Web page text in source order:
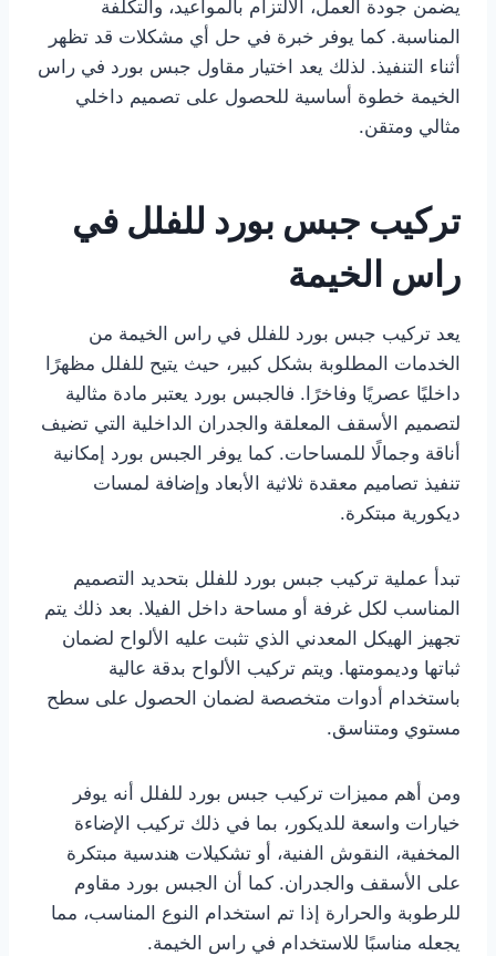
يضمن جودة العمل، الالتزام بالمواعيد، والتكلفة
المناسبة. كما يوفر خبرة في حل أي مشكلات قد تظهر
أثناء التنفيذ. لذلك يعد اختيار مقاول جبس بورد في راس
الخيمة خطوة أساسية للحصول على تصميم داخلي
مثالي ومتقن.
تركيب جبس بورد للفلل في
راس الخيمة
يعد تركيب جبس بورد للفلل في راس الخيمة من
الخدمات المطلوبة بشكل كبير، حيث يتيح للفلل مظهرًا
داخليًا عصريًا وفاخرًا. فالجبس بورد يعتبر مادة مثالية
لتصميم الأسقف المعلقة والجدران الداخلية التي تضيف
أناقة وجمالًا للمساحات. كما يوفر الجبس بورد إمكانية
تنفيذ تصاميم معقدة ثلاثية الأبعاد وإضافة لمسات
ديكورية مبتكرة.
تبدأ عملية تركيب جبس بورد للفلل بتحديد التصميم
المناسب لكل غرفة أو مساحة داخل الفيلا. بعد ذلك يتم
تجهيز الهيكل المعدني الذي تثبت عليه الألواح لضمان
ثباتها وديمومتها. ويتم تركيب الألواح بدقة عالية
باستخدام أدوات متخصصة لضمان الحصول على سطح
مستوي ومتناسق.
ومن أهم مميزات تركيب جبس بورد للفلل أنه يوفر
خيارات واسعة للديكور، بما في ذلك تركيب الإضاءة
المخفية، النقوش الفنية، أو تشكيلات هندسية مبتكرة
على الأسقف والجدران. كما أن الجبس بورد مقاوم
للرطوبة والحرارة إذا تم استخدام النوع المناسب، مما
يجعله مناسبًا للاستخدام في راس الخيمة.